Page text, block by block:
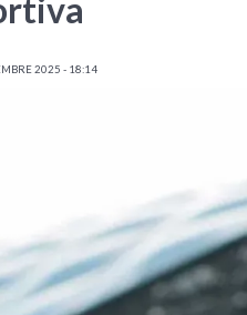
2025 - 18:14